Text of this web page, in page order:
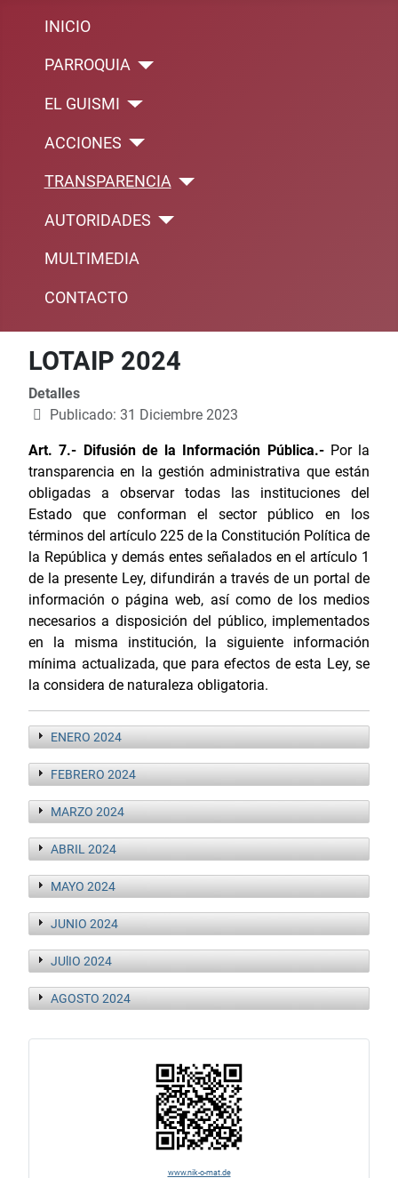
INICIO
PARROQUIA
EL GUISMI
ACCIONES
TRANSPARENCIA
AUTORIDADES
MULTIMEDIA
CONTACTO
LOTAIP 2024
Detalles
Publicado: 31 Diciembre 2023
Art. 7.- Difusión de la Información Pública.- Por la
transparencia en la gestión administrativa que están
obligadas a observar todas las instituciones del
Estado que conforman el sector público en los
términos del artículo 225 de la Constitución Política de
la República y demás entes señalados en el artículo 1
de la presente Ley, difundirán a través de un portal de
información o página web, así como de los medios
necesarios a disposición del público, implementados
en la misma institución, la siguiente información
mínima actualizada, que para efectos de esta Ley, se
la considera de naturaleza obligatoria.
ENERO 2024
FEBRERO 2024
MARZO 2024
ABRIL 2024
MAYO 2024
JUNIO 2024
JUlIO 2024
AGOSTO 2024
www.nik-o-mat.de